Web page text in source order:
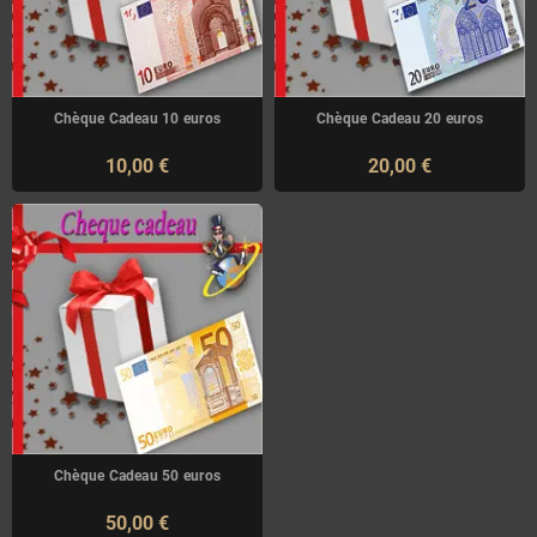
Chèque Cadeau 10 euros
10,00 €
Chèque Cadeau 20 euros
20,00 €
Chèque Cadeau 50 euros
50,00 €